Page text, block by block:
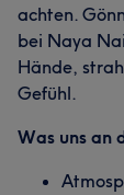
achten.
bei Naya
Hände,
Gefühl.
Was uns an